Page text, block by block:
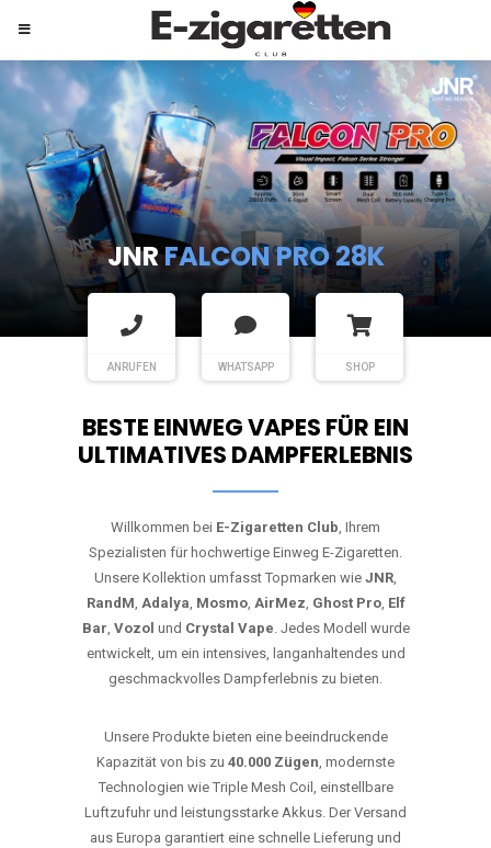
JNRSHISHA HOOKAH MAX
ANRUFEN WHATSAPP SHOP
BESTE EINWEG VAPES FÜR EIN
ULTIMATIVES DAMPFERLEBNIS
Willkommen bei E-Zigaretten Club, Ihrem
Spezialisten für hochwertige Einweg E-Zigaretten.
Unsere Kollektion umfasst Topmarken wie JNR,
RandM, Adalya, Mosmo, AirMez, Ghost Pro, Elf
Bar, Vozol und Crystal Vape. Jedes Modell wurde
entwickelt, um ein intensives, langanhaltendes und
geschmackvolles Dampferlebnis zu bieten.
Unsere Produkte bieten eine beeindruckende
Kapazität von bis zu 40.000 Zügen, modernste
Technologien wie Triple Mesh Coil, einstellbare
Luftzufuhr und leistungsstarke Akkus. Der Versand
aus Europa garantiert eine schnelle Lieferung und